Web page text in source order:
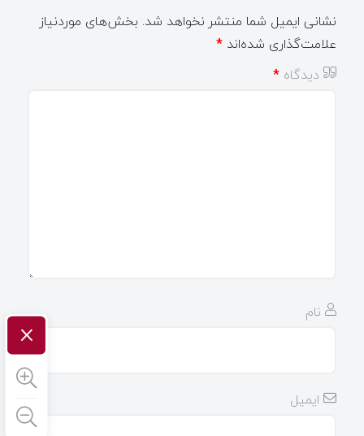
نشانی ایمیل شما منتشر نخواهد شد. بخش‌های موردنیاز
علامت‌گذاری شده‌اند *
دیدگاه *
نام
ایمیل
×